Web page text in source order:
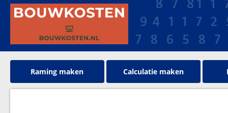
Raming maken Calculatie maken